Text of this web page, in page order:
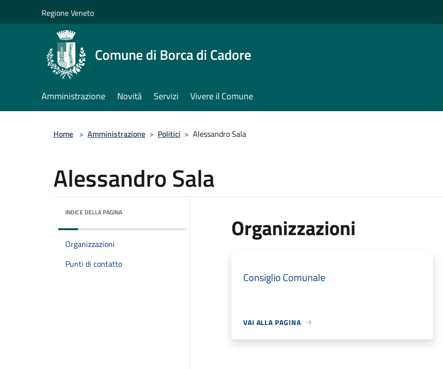
Regione Veneto
Comune di Borca di Cadore
Amministrazione Novità Servizi Vivere il Comune
Home > Amministrazione > Politici > Alessandro Sala
Alessandro Sala
INDICE DELLA PAGINA
Organizzazioni
Punti di contatto
Organizzazioni
Consiglio Comunale
VAI ALLA PAGINA